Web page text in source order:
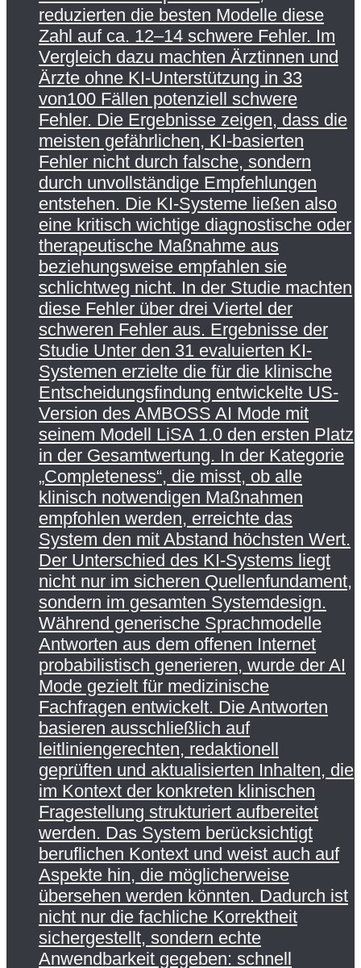
reduzierten die besten Modelle diese
Zahl auf ca. 12–14 schwere Fehler. Im
Vergleich dazu machten Ärztinnen und
Ärzte ohne KI-Unterstützung in 33
von100 Fällen potenziell schwere
Fehler. Die Ergebnisse zeigen, dass die
meisten gefährlichen, KI-basierten
Fehler nicht durch falsche, sondern
durch unvollständige Empfehlungen
entstehen. Die KI-Systeme ließen also
eine kritisch wichtige diagnostische oder
therapeutische Maßnahme aus
beziehungsweise empfahlen sie
schlichtweg nicht. In der Studie machten
diese Fehler über drei Viertel der
schweren Fehler aus. Ergebnisse der
Studie Unter den 31 evaluierten KI-
Systemen erzielte die für die klinische
Entscheidungsfindung entwickelte US-
Version des AMBOSS AI Mode mit
seinem Modell LiSA 1.0 den ersten Platz
in der Gesamtwertung. In der Kategorie
„Completeness“, die misst, ob alle
klinisch notwendigen Maßnahmen
empfohlen werden, erreichte das
System den mit Abstand höchsten Wert.
Der Unterschied des KI-Systems liegt
nicht nur im sicheren Quellenfundament,
sondern im gesamten Systemdesign.
Während generische Sprachmodelle
Antworten aus dem offenen Internet
probabilistisch generieren, wurde der AI
Mode gezielt für medizinische
Fachfragen entwickelt. Die Antworten
basieren ausschließlich auf
leitliniengerechten, redaktionell
geprüften und aktualisierten Inhalten, die
im Kontext der konkreten klinischen
Fragestellung strukturiert aufbereitet
werden. Das System berücksichtigt
beruflichen Kontext und weist auch auf
Aspekte hin, die möglicherweise
übersehen werden könnten. Dadurch ist
nicht nur die fachliche Korrektheit
sichergestellt, sondern echte
Anwendbarkeit gegeben: schnell